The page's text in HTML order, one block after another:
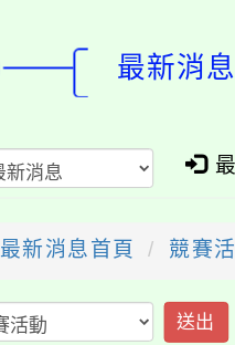
最新消
最新消息首頁 競賽
送出